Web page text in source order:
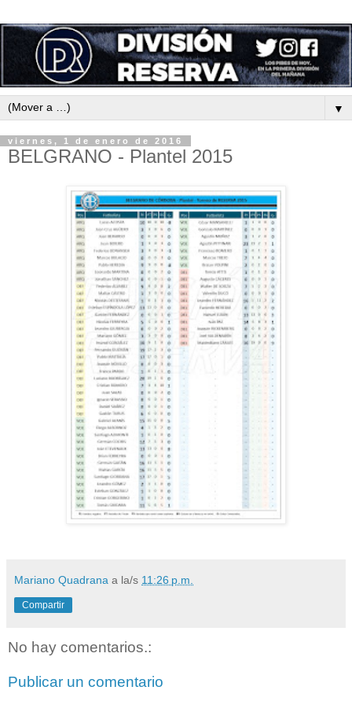
▼
viernes, 1 de enero de 2016
BELGRANO - Plantel 2015
Mariano Quadrana a la/s 11:26 p.m.
Compartir
No hay comentarios.:
Publicar un comentario